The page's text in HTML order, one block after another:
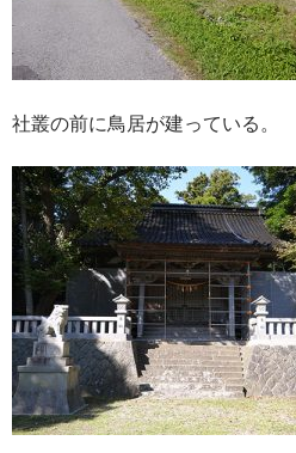
社叢の前に鳥居が建っている。